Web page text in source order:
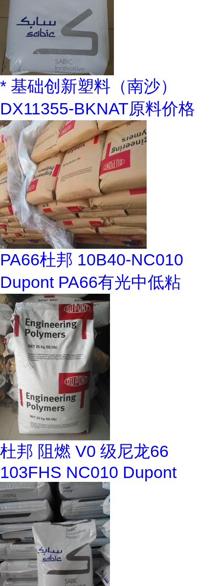
* 基础创新塑料（南沙）
DX11355-BKNAT原料价格
PA66杜邦 10B40-NC010
Dupont PA66有光中低粘
杜邦 阻燃 V0 级尼龙66
103FHS NC010 Dupont